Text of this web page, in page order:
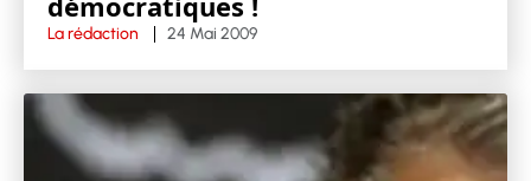
La rédaction 24 Mai 2009